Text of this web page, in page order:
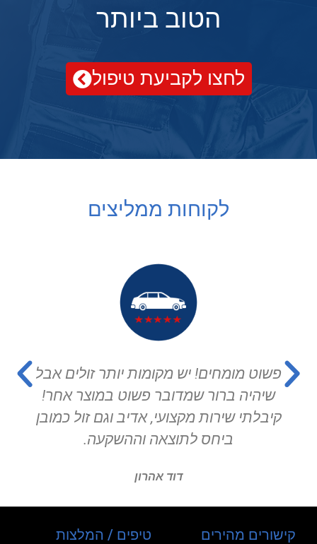
הטוב ביותר
לחצו לקביעת טיפול
לקוחות ממליצים
פשוט מומחים! יש מקומות יותר זולים אבל
שיהיה ברור שמדובר פשוט במוצר אחר!
קיבלתי שירות מקצועי, אדיב וגם זול כמובן
ביחס לתוצאה וההשקעה.
דוד אהרון
קישורים מהירים טיפים / המלצות